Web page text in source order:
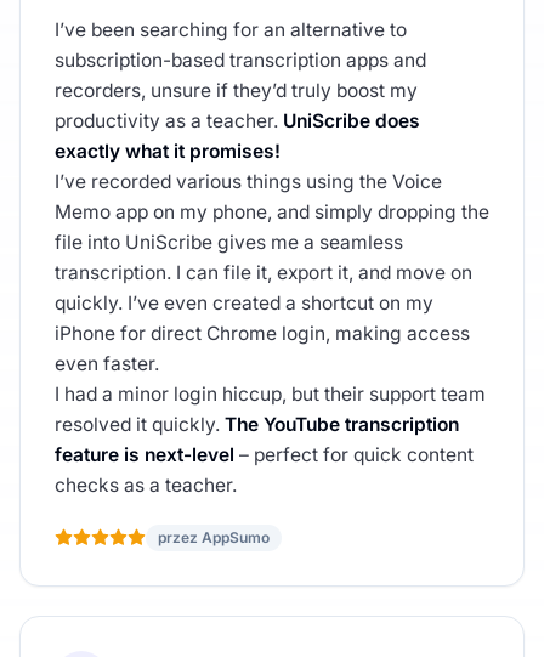
I’ve been searching for an alternative to
subscription-based transcription apps and
recorders, unsure if they’d truly boost my
productivity as a teacher. UniScribe does
exactly what it promises!
I’ve recorded various things using the Voice
Memo app on my phone, and simply dropping the
file into UniScribe gives me a seamless
transcription. I can file it, export it, and move on
quickly. I’ve even created a shortcut on my
iPhone for direct Chrome login, making access
even faster.
I had a minor login hiccup, but their support team
resolved it quickly. The YouTube transcription
feature is next-level – perfect for quick content
checks as a teacher.
przez AppSumo